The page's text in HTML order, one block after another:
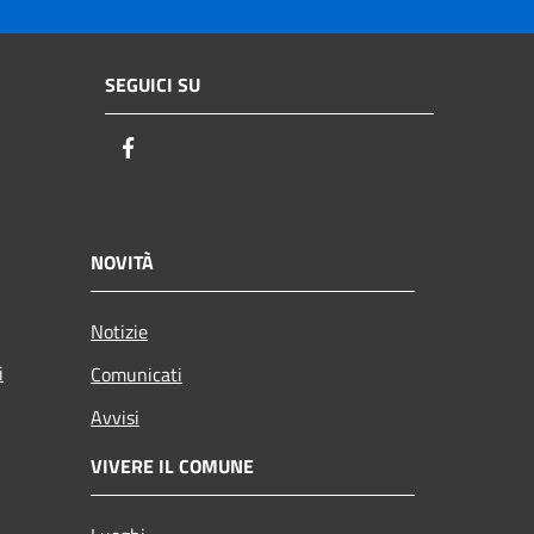
SEGUICI SU
NOVITÀ
Notizie
Comunicati
Avvisi
VIVERE IL COMUNE